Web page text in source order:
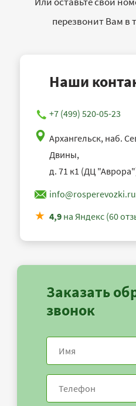
перезвонит Вам в
Наши
+7 (499) 520-05-23
Архангельск, наб.
Двины,
д. 71 к1 (ДЦ
info@rosperevozki.ru
4,9 на Яндекс (60
Заказать
звонок